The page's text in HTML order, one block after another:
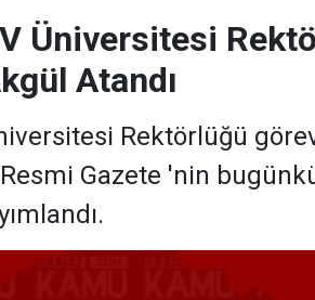
Üniversitesi
Atandı
Rektörlüğü
Resmi Gazete 'nin